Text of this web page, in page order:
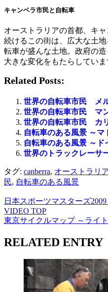
キャンベラ市民と自転車
オーストラリアの首都、キ
続けるこの街は、広大な土
転車が盛んな土地。政府の
大きな変化をもたらしていま
Related Posts:
世界の自転車市民 メ
世界の自転車市民 マ
世界の自転車市民 カ
自転車のある風景 ～
自転車のある風景 ～ド
世界のトラックレーサ
タグ: canberra, オーストラリ
民, 自転車のある風景
日本スポーツマスターズ
VIDEO TOP
東京サイクルマップ ～ライ
RELATED ENTRY